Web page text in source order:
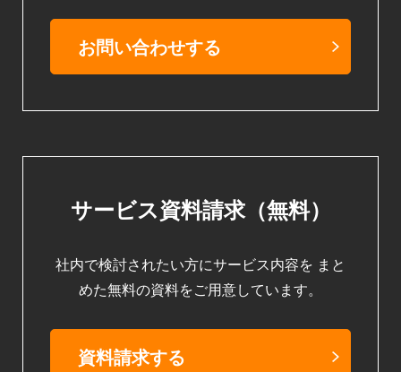
お問い合わせする
サービス資料請求（無料）
社内で検討されたい方にサービス内容を まと
めた無料の資料をご用意しています。
資料請求する